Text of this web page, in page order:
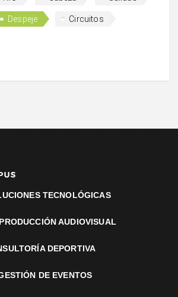
Despeje Circuitos
TECNOLÓGICAS
AUDIOVISUAL
DEPORTIVA
DE EVENTOS